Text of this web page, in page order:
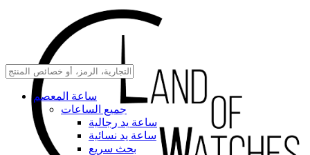
ساعة المعصم
جميع الساعات
ساعة يد رجالية
ساعة يد نسائية
بحث سريع